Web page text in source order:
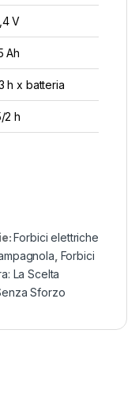
V
Ah
h x batteria
2 h
Forbici elettriche
Forbici
La Scelta
Sforzo